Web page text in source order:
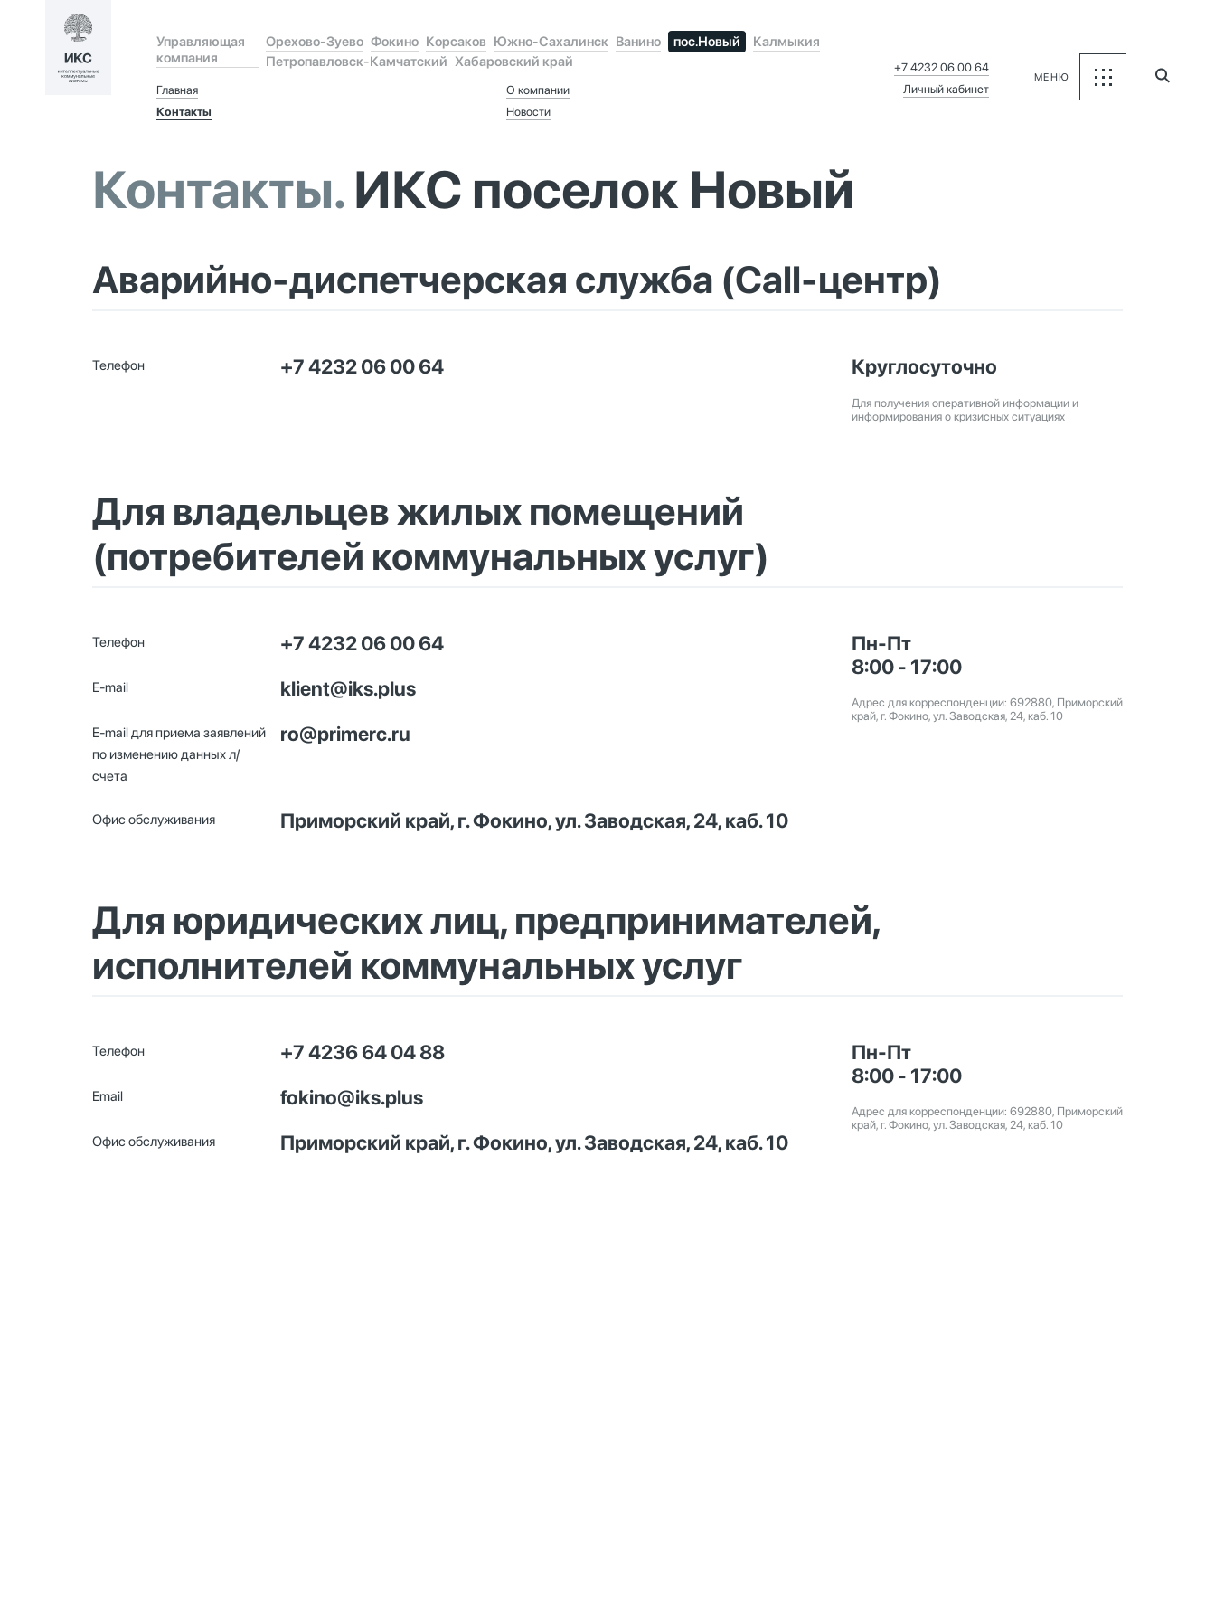
Управляющая
компания
Орехово-Зуево Фокино Корсаков Южно-Сахалинск Ванино пос.Новый
Калмыкия
Петропавловск-Камчатский Хабаровский край
Главная
Контакты
О компании
Новости
+7 4232 06 00 64
Личный кабинет
МЕНЮ
Контакты.ИКС поселок Новый
Аварийно-диспетчерская служба (Call-центр)
Телефон +7 4232 06 00 64 Круглосуточно
Для получения оперативной информации и
информирования о кризисных ситуациях
Для владельцев жилых помещений
(потребителей коммунальных услуг)
Телефон +7 4232 06 00 64
E-mail klient@iks.plus
E-mail для приема заявлений
по изменению данных л/
счета
ro@primerc.ru
Офис обслуживания Приморский край, г. Фокино, ул. Заводская, 24, каб. 10
Пн-Пт
8:00 - 17:00
Адрес для корреспонденции: 692880, Приморский
край, г. Фокино, ул. Заводская, 24, каб. 10
Для юридических лиц, предпринимателей,
исполнителей коммунальных услуг
Телефон +7 4236 64 04 88
Email fokino@iks.plus
Офис обслуживания Приморский край, г. Фокино, ул. Заводская, 24, каб. 10
Пн-Пт
8:00 - 17:00
Адрес для корреспонденции: 692880, Приморский
край, г. Фокино, ул. Заводская, 24, каб. 10